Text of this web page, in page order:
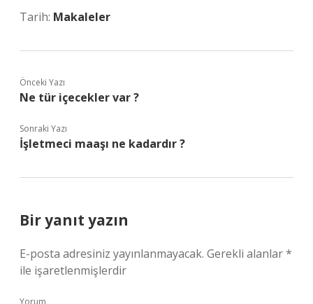
Tarih: Makaleler
Önceki Yazı
Ne tür içecekler var ?
Sonraki Yazı
İşletmeci maaşı ne kadardır ?
Bir yanıt yazın
E-posta adresiniz yayınlanmayacak. Gerekli alanlar*
ile işaretlenmişlerdir
Yorum